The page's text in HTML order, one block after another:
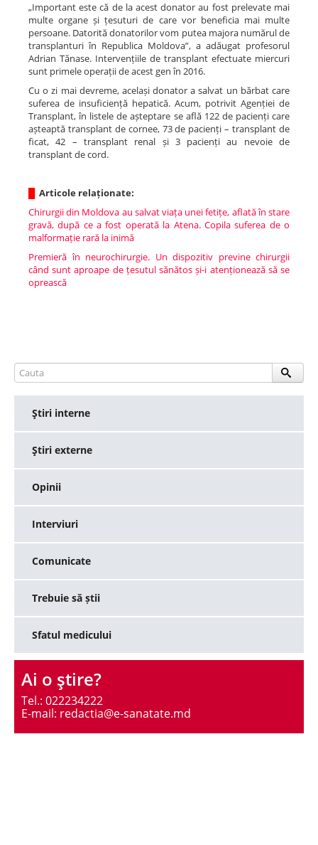
„Important este că de la acest donator au fost prelevate mai
multe organe și țesuturi de care vor beneficia mai multe
persoane. Datorită donatorilor vom putea majora numărul de
transplanturi în Republica Moldova”, a adăugat profesorul
Adrian Tănase. Intervențiile de transplant efectuate miercuri
sunt primele operații de acest gen în 2016.
Cu o zi mai devreme, același donator a salvat un bărbat care
suferea de insuficiență hepatică. Acum, potrivit Agenției de
Transplant, în listele de așteptare se află 122 de pacienți care
așteaptă transplant de cornee, 73 de pacienți – transplant de
ficat, 42 – transplant renal și 3 pacienți au nevoie de
transplant de cord.
Articole relaționate:
Chirurgii din Moldova au salvat viața unei fetițe, aflată în stare
gravă, după ce a fost operată la Atena. Copila suferea de o
malformație rară la inimă
Premieră în neurochirurgie. Un dispozitiv previne chirurgii
când sunt aproape de țesutul sănătos și-i atenționează să se
oprească
Ştiri interne
Ştiri externe
Opinii
Interviuri
Comunicate
Trebuie să știi
Sfatul medicului
Ai o ştire?
Tel.: 022234222
E-mail: redactia@e-sanatate.md